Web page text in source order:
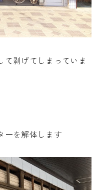
て剥げてしまっていま
ーを解体します